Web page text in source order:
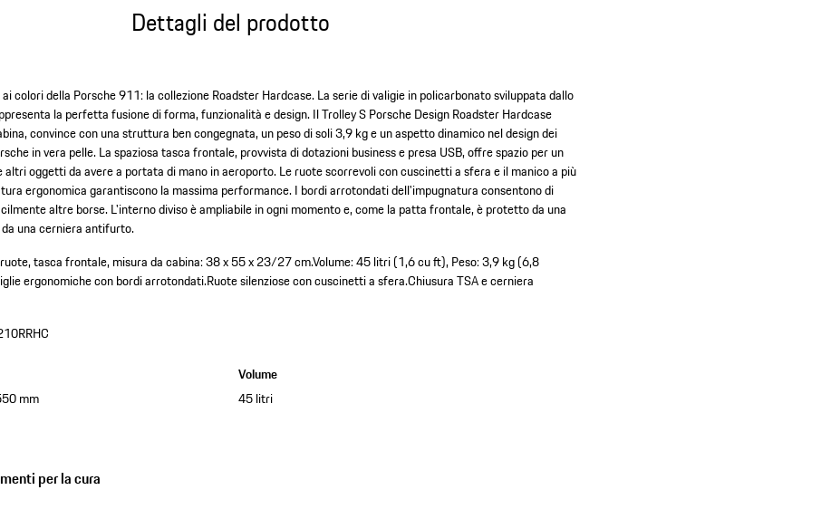
Dettagli del prodotto
colori della Porsche 911: la collezione Roadster Hardcase. La serie di valigie in policarbonato sviluppata dallo
la perfetta fusione di forma, funzionalità e design. Il Trolley S Porsche Design Roadster Hardcase
convince con una struttura ben congegnata, un peso di soli 3,9 kg e un aspetto dinamico nel design dei
in vera pelle. La spaziosa tasca frontale, provvista di dotazioni business e presa USB, offre spazio per un
altri oggetti da avere a portata di mano in aeroporto. Le ruote scorrevoli con cuscinetti a sfera e il manico a più
ergonomica garantiscono la massima performance. I bordi arrotondati dell'impugnatura consentono di
altre borse. L'interno diviso è ampliabile in ogni momento e, come la patta frontale, è protetto da una
una cerniera antifurto.
tasca frontale, misura da cabina: 38 x 55 x 23/27 cm.Volume: 45 litri (1,6 cu ft), Peso: 3,9 kg (6,8
ergonomiche con bordi arrotondati.Ruote silenziose con cuscinetti a sfera.Chiusura TSA e cerniera
mm
Volume
45 litri
per la cura